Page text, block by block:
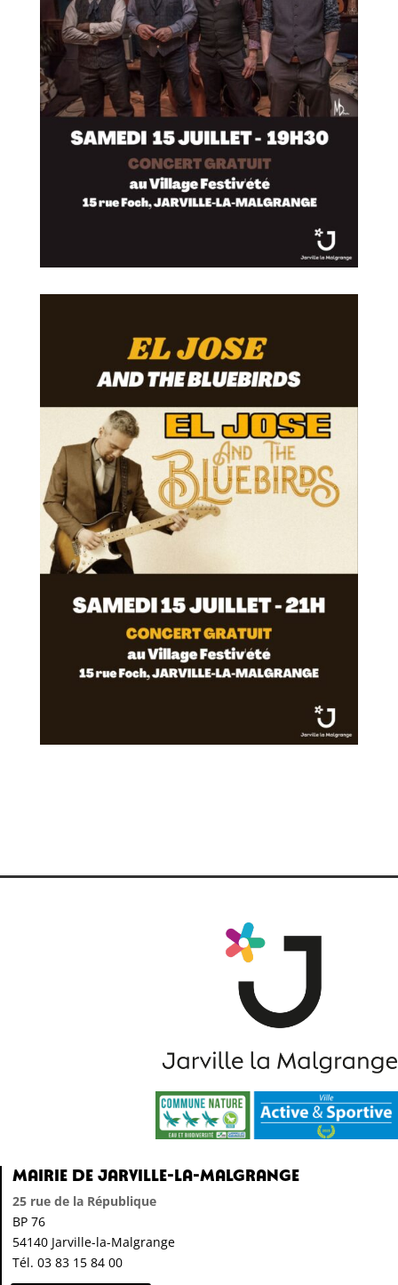
Mairie de Jarville-la-Malgrange
25 rue de la République
BP 76
54140 Jarville-la-Malgrange
Tél. 03 83 15 84 00